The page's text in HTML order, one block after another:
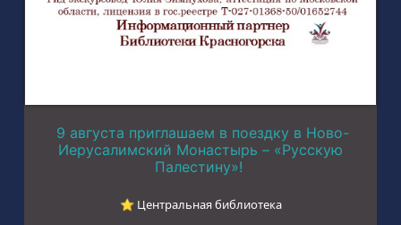
9 августа приглашаем в поездку в Ново-
Иерусалимский Монастырь – «Русскую
Палестину»!
⭐︎ Центральная библиотека